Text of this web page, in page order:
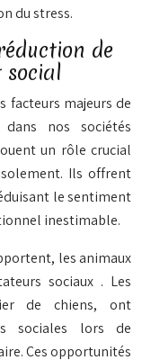
du stress.
de
social
facteurs majeurs de
nos sociétés
un rôle crucial
Ils offrent
le sentiment
inestimable.
les animaux
sociaux . Les
de chiens, ont
sociales lors de
Ces opportunités